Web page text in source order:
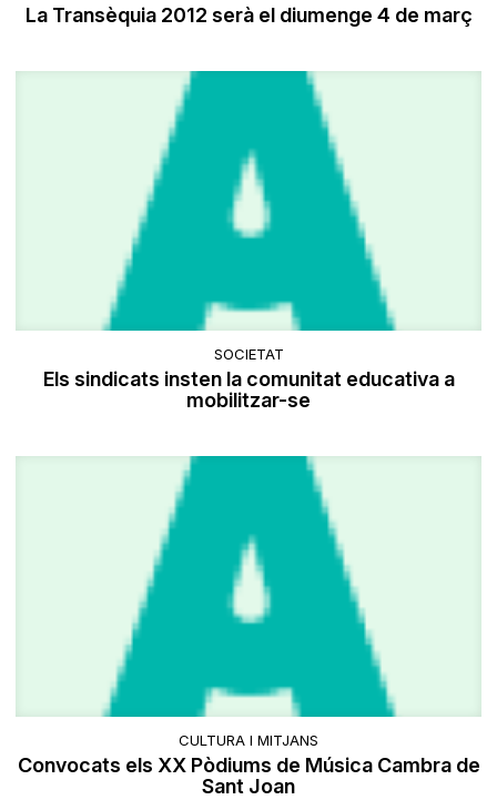
La Transèquia 2012 serà el diumenge 4 de març
SOCIETAT
Els sindicats insten la comunitat educativa a
mobilitzar-se
CULTURA I MITJANS
Convocats els XX Pòdiums de Música Cambra de
Sant Joan